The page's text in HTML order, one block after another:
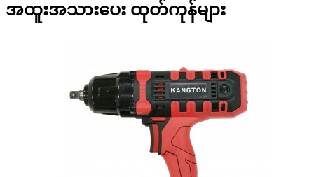
အထူးအသားပေး ထုတ်ကုန်များ